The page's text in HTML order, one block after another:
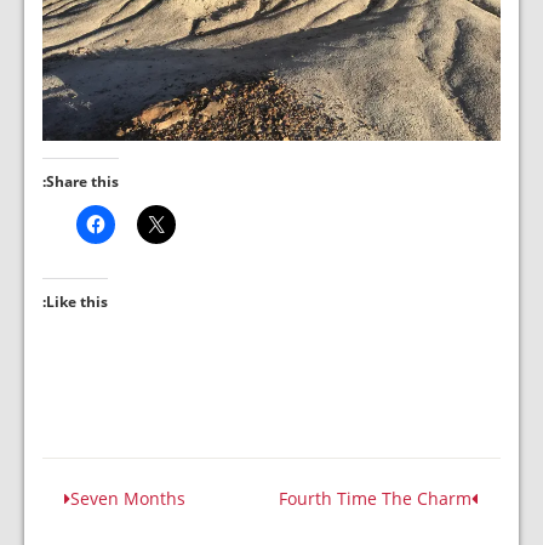
Share this:
Like this:
Fourth Time The Charm
Seven Months